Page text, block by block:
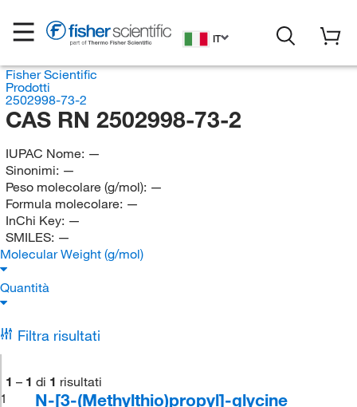
IT
Fisher Scientific
Prodotti
2502998-73-2
CAS RN 2502998-73-2
IUPAC Nome: —
Sinonimi: —
Peso molecolare (g/mol): —
Formula molecolare: —
InChi Key: —
SMILES: —
Molecular Weight (g/mol)
Quantità
Filtra risultati
1 – 1 di 1 risultati
1
N-[3-(Methylthio)propyl]-glycine